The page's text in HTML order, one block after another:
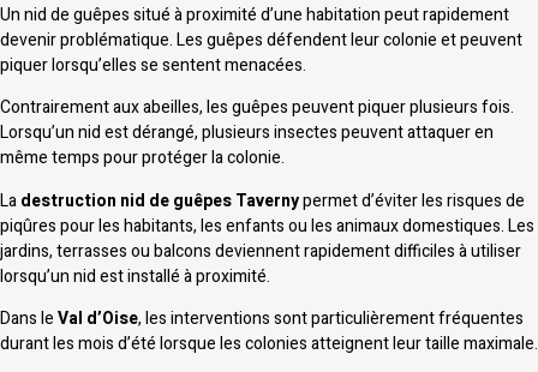
Un nid de guêpes situé à proximité d’une habitation peut rapidement
devenir problématique. Les guêpes défendent leur colonie et peuvent
piquer lorsqu’elles se sentent menacées.
Contrairement aux abeilles, les guêpes peuvent piquer plusieurs fois.
Lorsqu’un nid est dérangé, plusieurs insectes peuvent attaquer en
même temps pour protéger la colonie.
Ladestruction nid de guêpes Tavernypermet d’éviter les risques de
piqûres pour les habitants, les enfants ou les animaux domestiques. Les
jardins, terrasses ou balcons deviennent rapidement difficiles à utiliser
lorsqu’un nid est installé à proximité.
Dans leVal d’Oise, les interventions sont particulièrement fréquentes
durant les mois d’été lorsque les colonies atteignent leur taille maximale.